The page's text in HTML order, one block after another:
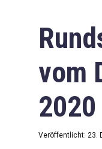
vom
2020
Veröffentlicht: 23.